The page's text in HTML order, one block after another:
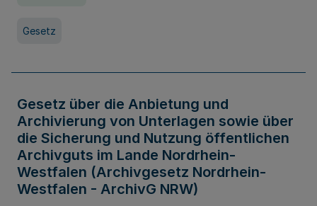
Gesetz
Gesetz über die Anbietung und
Archivierung von Unterlagen sowie über
die Sicherung und Nutzung öffentlichen
Archivguts im Lande Nordrhein-
Westfalen (Archivgesetz Nordrhein-
Westfalen - ArchivG NRW)